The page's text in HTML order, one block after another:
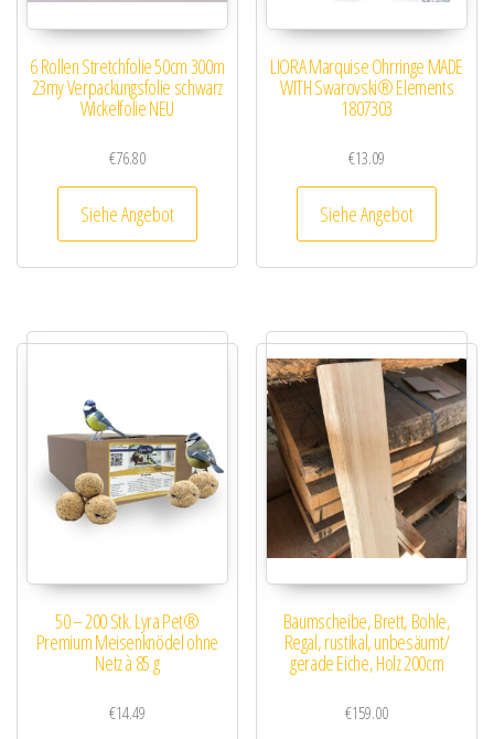
6 Rollen Stretchfolie 50cm 300m
23my Verpackungsfolie schwarz
Wickelfolie NEU
€76.80
Siehe Angebot
LIORA Marquise Ohrringe MADE
WITH Swarovski® Elements
1807303
€13.09
Siehe Angebot
50 – 200 Stk. Lyra Pet®
Premium Meisenknödel ohne
Netz à 85 g
€14.49
Baumscheibe, Brett, Bohle,
Regal, rustikal, unbesäumt/
gerade Eiche, Holz 200cm
€159.00